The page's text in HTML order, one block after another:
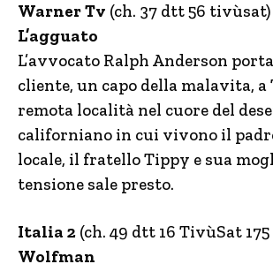
Warner Tv (ch. 37 dtt 56 tivùsat)
L’agguato
L’avvocato Ralph Anderson
cliente, un capo della malavita, a
remota località nel cuore del
californiano in cui vivono il
locale, il fratello Tippy e sua
tensione sale presto.
Italia 2 (ch. 49 dtt 16 TivùSat 175
Wolfman